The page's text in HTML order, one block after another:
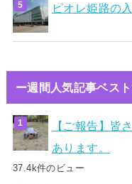
ピオレ姫路の
ー週間人気記事ベスト
【ご報告】皆
あります。
37.4k件のビュー